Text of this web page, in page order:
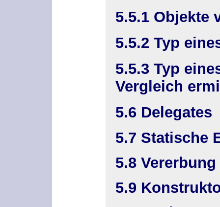
5.5.1 Objekte
5.5.2 Typ
5.5.3 Typ
Vergleich
5.6 Delegates
5.7 Statische
5.8 Vererbung
5.9